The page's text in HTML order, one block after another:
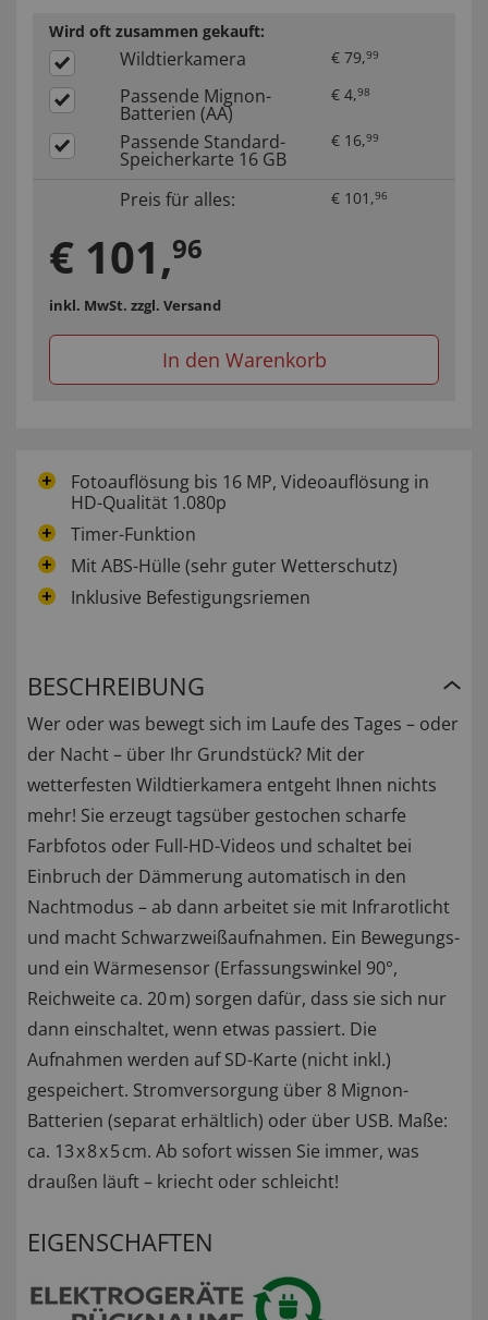
Wird oft zusammen gekauft:
Wildtierkamera € 79,99
Passende Mignon-
Batterien (AA)
€ 4,98
Passende Standard-
Speicherkarte 16 GB
€ 16,99
Preis für alles: € 101 ,96
€ 101,96
inkl. MwSt. zzgl. Versand
In den Warenkorb
Fotoauflösung bis 16 MP, Videoauflösung in
HD-Qualität 1.080p
Timer-Funktion
Mit ABS-Hülle (sehr guter Wetterschutz)
Inklusive Befestigungsriemen
BESCHREIBUNG
Wer oder was bewegt sich im Laufe des Tages – oder
der Nacht – über Ihr Grundstück? Mit der
wetterfesten Wildtierkamera entgeht Ihnen nichts
mehr! Sie erzeugt tagsüber gestochen scharfe
Farbfotos oder Full-HD-Videos und schaltet bei
Einbruch der Dämmerung automatisch in den
Nachtmodus – ab dann arbeitet sie mit Infrarotlicht
und macht Schwarzweißaufnahmen. Ein Bewegungs-
und ein Wärmesensor (Erfassungswinkel 90°,
Reichweite ca. 20 m) sorgen dafür, dass sie sich nur
dann einschaltet, wenn etwas passiert. Die
Aufnahmen werden auf SD-Karte (nicht inkl.)
gespeichert. Stromversorgung über 8 Mignon-
Batterien (separat erhältlich) oder über USB. Maße:
ca. 13 x 8 x 5 cm. Ab sofort wissen Sie immer, was
draußen läuft – kriecht oder schleicht!
EIGENSCHAFTEN